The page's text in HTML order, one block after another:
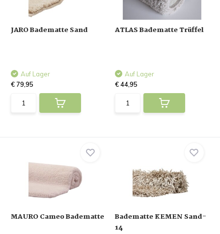
JARO Badematte Sand
Auf Lager
€ 79,95
ATLAS Badematte Trüffel
Auf Lager
€ 44,95
MAURO Cameo Badematte
Badematte KEMEN Sand-
14